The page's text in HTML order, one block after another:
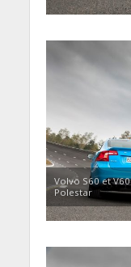
Volvo S60 et V60
Polestar